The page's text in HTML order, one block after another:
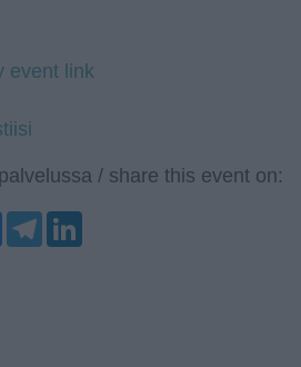
event link
/ share this event on:
Messenger
Telegram